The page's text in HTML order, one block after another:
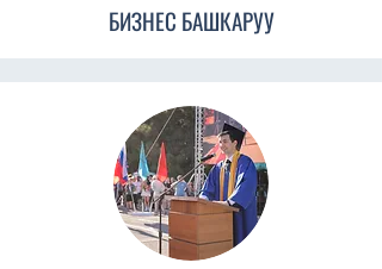
БИЗНЕС БАШКАРУУ